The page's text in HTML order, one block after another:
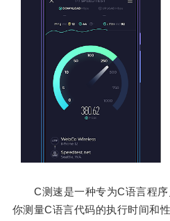
C测速是一种专为C语言程序
你测量C语言代码的执行时间和性